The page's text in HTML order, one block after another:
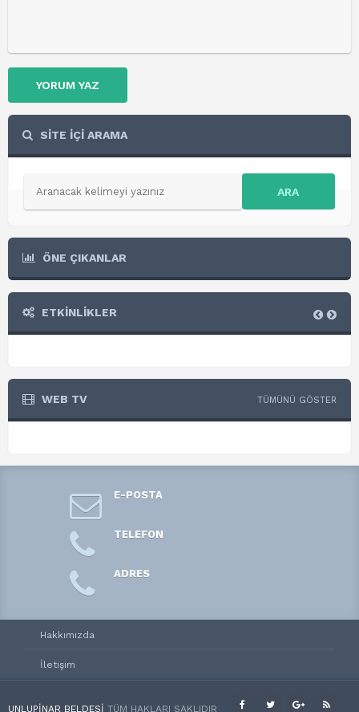
YORUM YAZ
SİTE İÇİ ARAMA
ARA
ÖNE ÇIKANLAR
ETKİNLİKLER
WEB TV TÜMÜNÜ GÖSTER
E-POSTA
TELEFON
ADRES
Hakkımızda
İletişim
UNLUPINAR BELDESI TÜM HAKLARI SAKLIDIR